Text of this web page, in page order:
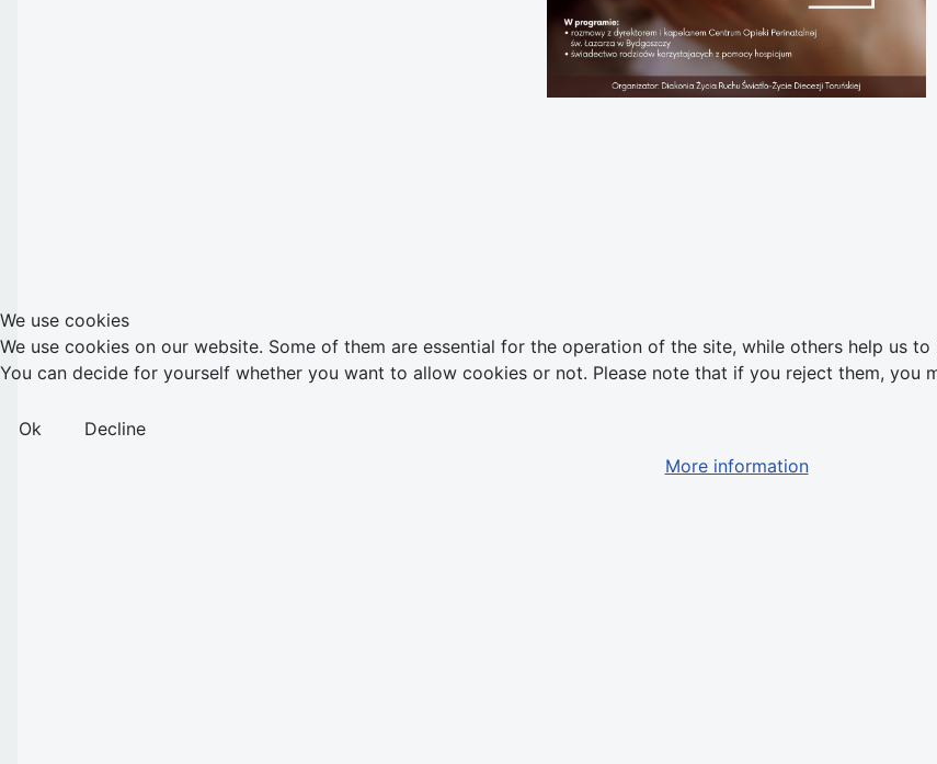
We use cookies
We use cookies on our website. Some of them are essential for the operation of the site, while others help us
You can decide for yourself whether you want to allow cookies or not. Please note that if you reject them, you
Ok
Decline
More information